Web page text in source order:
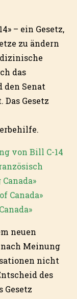
– ein Gesetz,
zu ändern
das
den Senat
Gesetz
von Bill C-14
Canada»
neuen
Meinung
nicht
des
Gesetz